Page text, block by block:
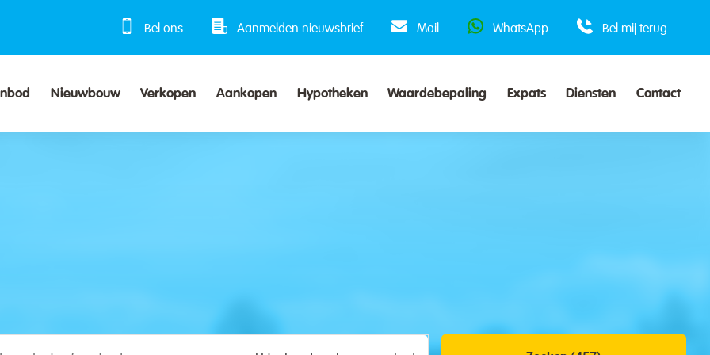
Bel ons Aanmelden nieuwsbrief Mail WhatsApp Bel mij terug
Nieuwbouw Verkopen Aankopen Hypotheken Waardebepaling Expats Diensten Contact